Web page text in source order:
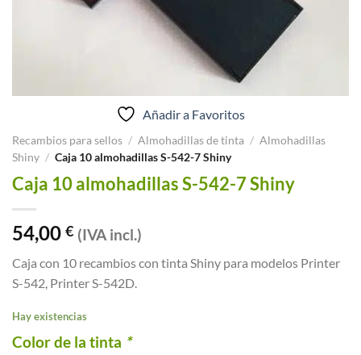
Añadir a Favoritos
Recambios para sellos / Almohadillas de tinta / Almohadillas
Shiny / Caja 10 almohadillas S-542-7 Shiny
Caja 10 almohadillas S-542-7 Shiny
54,00 € (IVA incl.)
Caja con 10 recambios con tinta Shiny para modelos Printer
S-542, Printer S-542D.
Hay existencias
Color de la tinta *